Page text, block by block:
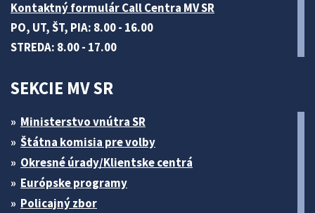
Kontaktný formulár Call Centra MV SR
PO, UT, ŠT, PIA: 8.00 - 16.00
STREDA: 8.00 - 17.00
SEKCIE MV SR
Ministerstvo vnútra SR
Štátna komisia pre volby
Okresné úrady/Klientske centrá
Európske programy
Policajný zbor